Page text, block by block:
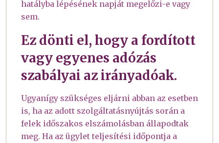
hatályba lépésének napját megelőzi-e vagy
sem.
Ez dönti el, hogy a fordított
vagy egyenes adózás
szabályai az irányadóak.
Ugyanígy szükséges eljárni abban az esetben
is, ha az adott szolgáltatásnyújtás során a
felek időszakos elszámolásban állapodtak
meg. Ha az ügylet teljesítési időpontja a